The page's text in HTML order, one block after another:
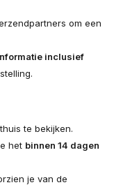
om een
inclusief
te bekijken.
het binnen 14 dagen
je van de